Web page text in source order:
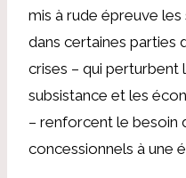
mis à rude épreuve
dans certaines parties
crises – qui perturbent
subsistance et les
– ​​renforcent le besoin
concessionnels à une